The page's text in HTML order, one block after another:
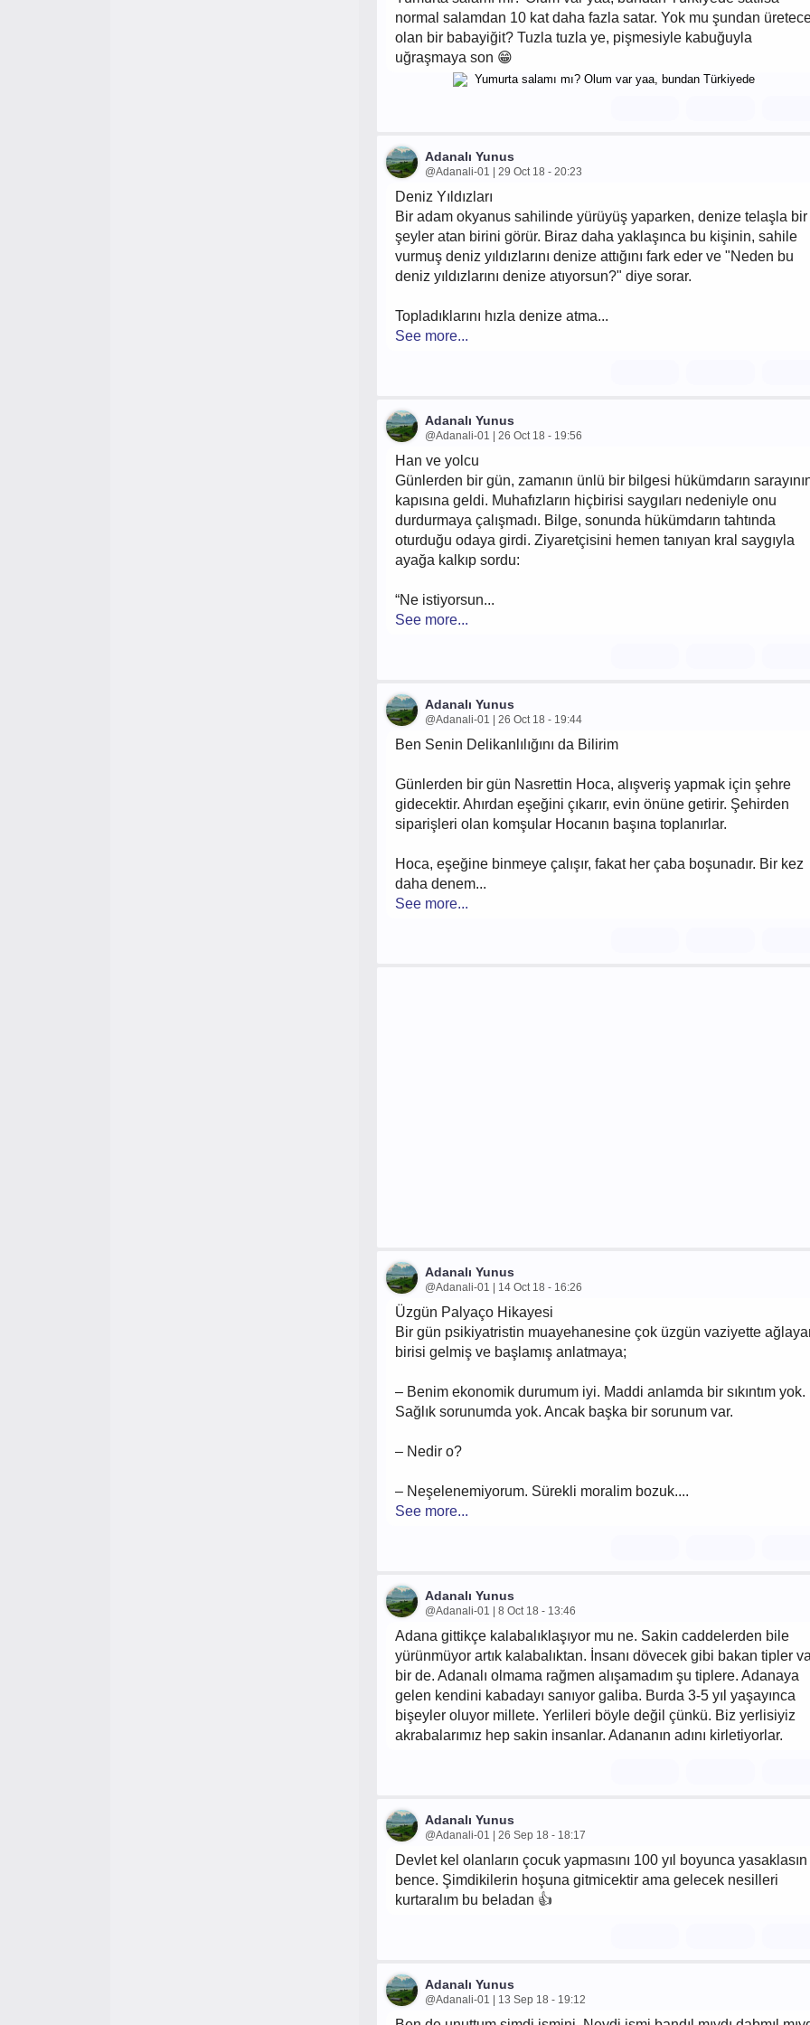
normal salamdan 10 kat daha fazla satar. Yok mu şundan
olan bir babayiğit? Tuzla tuzla ye, pişmesiyle kabuğuyla
uğraşmaya son 😁
Adanalı Yunus
@Adanali-01 | 29 Oct 18 - 20:23
Deniz Yıldızları
Bir adam okyanus sahilinde yürüyüş yaparken, denize telaşla bir
şeyler atan birini görür. Biraz daha yaklaşınca bu kişinin, sahile
vurmuş deniz yıldızlarını denize attığını fark eder ve "Neden bu
deniz yıldızlarını denize atıyorsun?" diye sorar.
Topladıklarını hızla denize atma...
See more...
Adanalı Yunus
@Adanali-01 | 26 Oct 18 - 19:56
Han ve yolcu
Günlerden bir gün, zamanın ünlü bir bilgesi hükümdarın
kapısına geldi. Muhafızların hiçbirisi saygıları nedeniyle onu
durdurmaya çalışmadı. Bilge, sonunda hükümdarın tahtında
oturduğu odaya girdi. Ziyaretçisini hemen tanıyan kral saygıyla
ayağa kalkıp sordu:
“Ne istiyorsun...
See more...
Adanalı Yunus
@Adanali-01 | 26 Oct 18 - 19:44
Ben Senin Delikanlılığını da Bilirim
Günlerden bir gün Nasrettin Hoca, alışveriş yapmak için şehre
gidecektir. Ahırdan eşeğini çıkarır, evin önüne getirir. Şehirden
siparişleri olan komşular Hocanın başına toplanırlar.
Hoca, eşeğine binmeye çalışır, fakat her çaba boşunadır. Bir kez
daha denem...
See more...
Adanalı Yunus
@Adanali-01 | 14 Oct 18 - 16:26
Üzgün Palyaço Hikayesi
Bir gün psikiyatristin muayehanesine çok üzgün vaziyette
birisi gelmiş ve başlamış anlatmaya;
– Benim ekonomik durumum iyi. Maddi anlamda bir sıkıntım yok.
Sağlık sorunumda yok. Ancak başka bir sorunum var.
– Nedir o?
– Neşelenemiyorum. Sürekli moralim bozuk....
See more...
Adanalı Yunus
@Adanali-01 | 8 Oct 18 - 13:46
Adana gittikçe kalabalıklaşıyor mu ne. Sakin caddelerden bile
yürünmüyor artık kalabalıktan. İnsanı dövecek gibi bakan tipler
bir de. Adanalı olmama rağmen alışamadım şu tiplere. Adanaya
gelen kendini kabadayı sanıyor galiba. Burda 3-5 yıl yaşayınca
bişeyler oluyor millete. Yerlileri böyle değil çünkü. Biz yerlisiyiz
akrabalarımız hep sakin insanlar. Adananın adını kirletiyorlar.
Adanalı Yunus
@Adanali-01 | 26 Sep 18 - 18:17
Devlet kel olanların çocuk yapmasını 100 yıl boyunca yasaklasın
bence. Şimdikilerin hoşuna gitmicektir ama gelecek nesilleri
kurtaralım bu beladan 👍
Adanalı Yunus
@Adanali-01 | 13 Sep 18 - 19:12